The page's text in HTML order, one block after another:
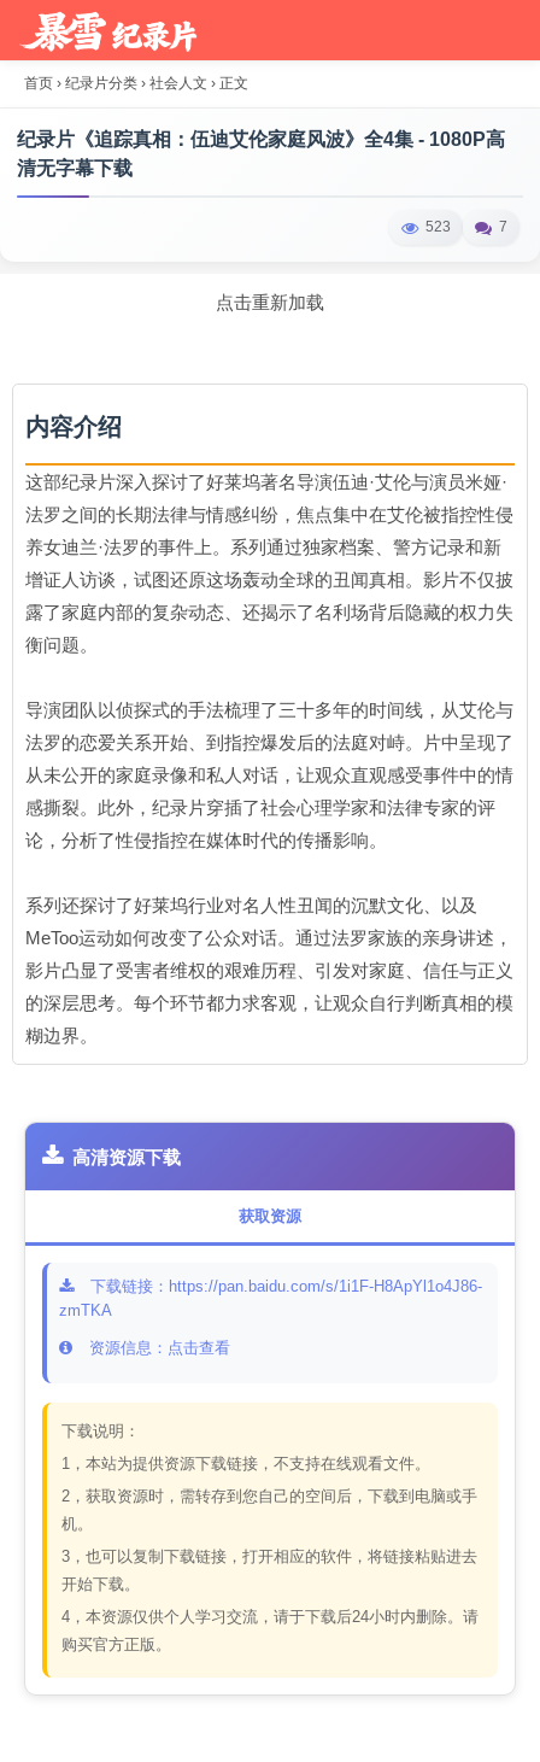
首页 › 纪录片分类 › 社会人文 › 正文
纪录片《追踪真相：伍迪艾伦家庭风波》全4集 - 1080P高
清无字幕下载
523 7
点击重新加载
内容介绍
这部纪录片深入探讨了好莱坞著名导演伍迪·艾伦与演员米娅·
法罗之间的长期法律与情感纠纷，焦点集中在艾伦被指控性侵
养女迪兰·法罗的事件上。系列通过独家档案、警方记录和新
增证人访谈，试图还原这场轰动全球的丑闻真相。影片不仅披
露了家庭内部的复杂动态、还揭示了名利场背后隐藏的权力失
衡问题。
导演团队以侦探式的手法梳理了三十多年的时间线，从艾伦与
法罗的恋爱关系开始、到指控爆发后的法庭对峙。片中呈现了
从未公开的家庭录像和私人对话，让观众直观感受事件中的情
感撕裂。此外，纪录片穿插了社会心理学家和法律专家的评
论，分析了性侵指控在媒体时代的传播影响。
系列还探讨了好莱坞行业对名人性丑闻的沉默文化、以及
MeToo运动如何改变了公众对话。通过法罗家族的亲身讲述，
影片凸显了受害者维权的艰难历程、引发对家庭、信任与正义
的深层思考。每个环节都力求客观，让观众自行判断真相的模
糊边界。
高清资源下载
获取资源
下载链接：https://pan.baidu.com/s/1i1F-H8ApYl1o4J86-
zmTKA
资源信息：点击查看
下载说明：
1，本站为提供资源下载链接，不支持在线观看文件。
2，获取资源时，需转存到您自己的空间后，下载到电脑或手
机。
3，也可以复制下载链接，打开相应的软件，将链接粘贴进去
开始下载。
4，本资源仅供个人学习交流，请于下载后24小时内删除。请
购买官方正版。